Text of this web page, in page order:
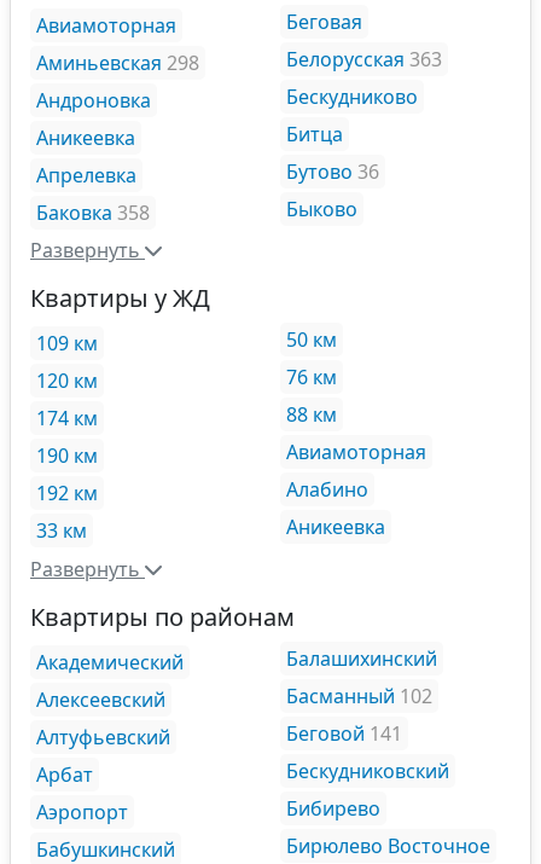
Авиамоторная
Аминьевская 298
Андроновка
Аникеевка
Апрелевка
Баковка 358
Беговая
Белорусская 363
Бескудниково
Битца
Бутово 36
Быково
Развернуть
Квартиры у ЖД
109 км
120 км
174 км
190 км
192 км
33 км
50 км
76 км
88 км
Авиамоторная
Алабино
Аникеевка
Развернуть
Квартиры по районам
Академический
Алексеевский
Алтуфьевский
Арбат
Аэропорт
Бабушкинский
Балашихинский
Басманный 102
Беговой 141
Бескудниковский
Бибирево
Бирюлево Восточное